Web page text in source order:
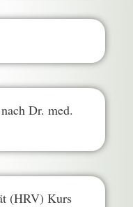
Dr. med.
(HRV) Kurs